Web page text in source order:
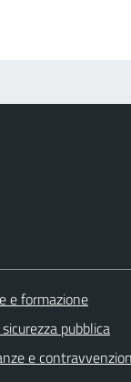
e formazione
pubblica
e